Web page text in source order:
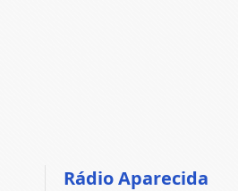
Rádio Aparecida